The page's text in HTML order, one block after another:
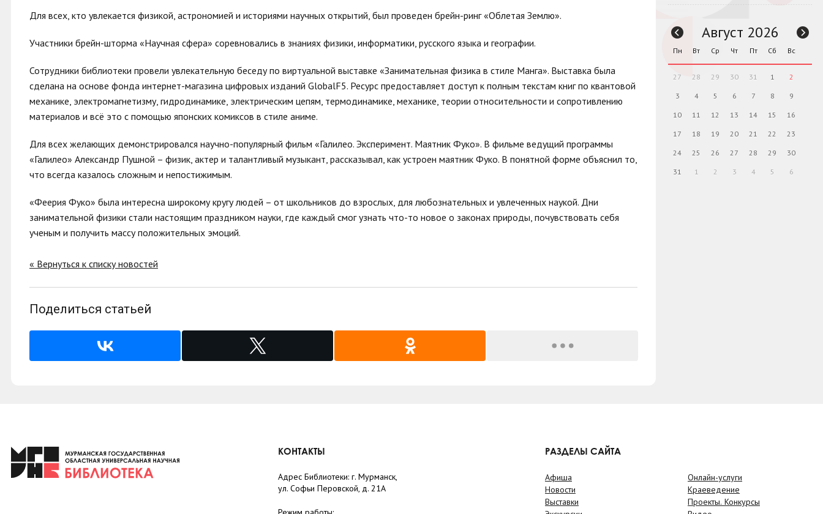
Для всех, кто увлекается физикой, астрономией и историями научных открытий, был проведен брейн-ринг «Облетая Землю».
Участники брейн-шторма «Научная сфера» соревновались в знаниях физики, информатики, русского языка и географии.
Сотрудники библиотеки провели увлекательную беседу по виртуальной выставке «Занимательная физика в стиле Манга». Выставка была
сделана на основе фонда интернет-магазина цифровых изданий GlobalF5. Ресурс предоставляет доступ к полным текстам книг по квантовой
механике, электромагнетизму, гидродинамике, электрическим цепям, термодинамике, механике, теории относительности и сопротивлению
материалов и всё это с помощью японских комиксов в стиле аниме.
Для всех желающих демонстрировался научно-популярный фильм «Галилео. Эксперимент. Маятник Фуко». В фильме ведущий программы
«Галилео» Александр Пушной – физик, актер и талантливый музыкант, рассказывал, как устроен маятник Фуко. В понятной форме объяснил то,
что всегда казалось сложным и непостижимым.
«Феерия Фуко» была интересна широкому кругу людей – от школьников до взрослых, для любознательных и увлеченных наукой. Дни
занимательной физики стали настоящим праздником науки, где каждый смог узнать что-то новое о законах природы, почувствовать себя
ученым и получить массу положительных эмоций.
« Вернуться к списку новостей
Поделиться статьей
Август 2026
Пн Вт Ср Чт Пт Сб Вс
27 28 29 30 31 1 2
3 4 5 6 7 8 9
10 11 12 13 14 15 16
17 18 19 20 21 22 23
24 25 26 27 28 29 30
31 1 2 3 4 5 6
КОНТАКТЫ
Адрес Библиотеки: г. Мурманск,
ул. Софьи Перовской, д. 21А
РАЗДЕЛЫ САЙТА
Афиша
Новости
Выставки
Онлайн-услуги
Краеведение
Проекты. Конкурсы